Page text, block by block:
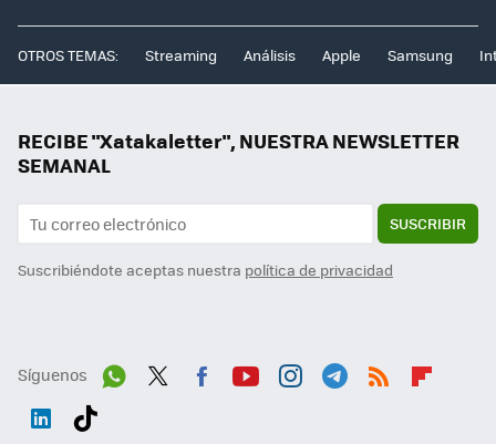
OTROS TEMAS: Streaming Análisis Apple Samsung
RECIBE "Xatakaletter", NUESTRA NEWSLETTER
SEMANAL
SUSCRIBIR
Suscribiéndote aceptas nuestra política de privacidad
Síguenos